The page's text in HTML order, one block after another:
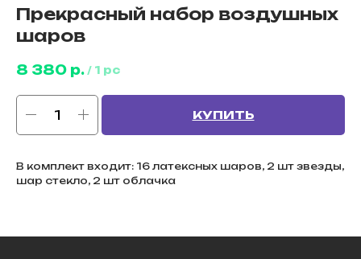
Прекрасный набор воздушных
шаров
8 380 р. / 1 pc
КУПИТЬ
В комплект входит: 16 латексных шаров, 2 шт звезды,
шар стекло, 2 шт облачка